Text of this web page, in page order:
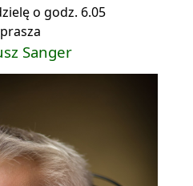
o godz. 6.05
Sanger